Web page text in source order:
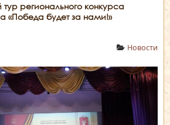
тур регионального конкурса
«Победа будет за нами!»
Новости